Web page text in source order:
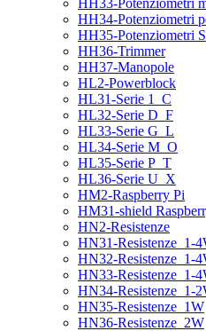
HH33-Potenziometri
HH34-Potenziometri
HH35-Potenziometri
HH36-Trimmer
HH37-Manopole
HL2-Powerblock
HL31-Serie 1_C
HL32-Serie D_F
HL33-Serie G_L
HL34-Serie M_O
HL35-Serie P_T
HL36-Serie U_X
HM2-Raspberry Pi
HM31-shield
HN2-Resistenze
HN31-Resistenze_1-
HN32-Resistenze_1-
HN33-Resistenze_1-
HN34-Resistenze_1-
HN35-Resistenze_1W
HN36-Resistenze_2W